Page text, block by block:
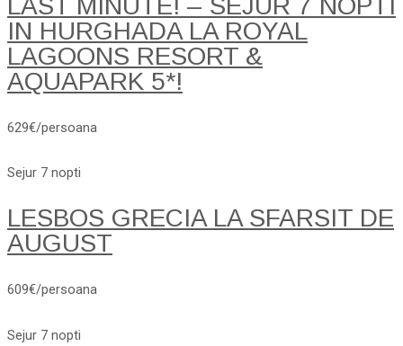
IN HURGHADA LA ROYAL
LAGOONS RESORT &
AQUAPARK 5*!
629€/persoana
Sejur 7 nopti
LESBOS GRECIA LA SFARSIT DE
AUGUST
609€/persoana
Sejur 7 nopti